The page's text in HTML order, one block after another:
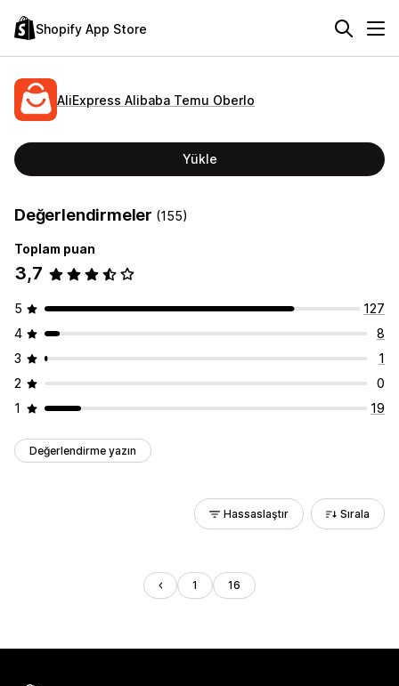
Shopify App Store
AliExpress Alibaba Temu Oberlo
Yükle
Değerlendirmeler (155)
Toplam puan
3,7
5
127
4
8
3
1
2
0
1
19
Değerlendirme yazın
Hassaslaştır Sırala
1 16